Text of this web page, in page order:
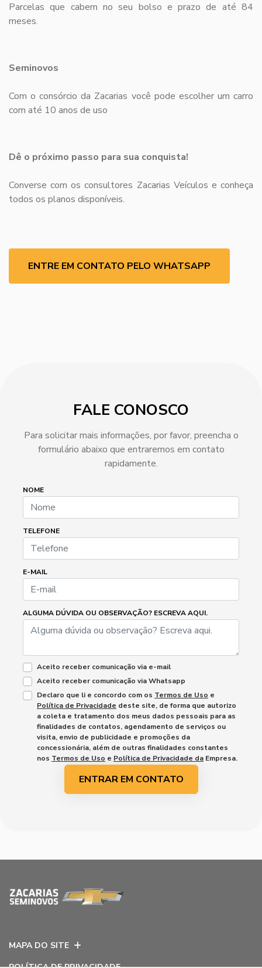
Parcelas que cabem no seu bolso e prazo de até 84
meses.
Seminovos
Com o consórcio da Zacarias você pode escolher um carro
com até 10 anos de uso
Dê o próximo passo para sua conquista!
Converse com os consultores Zacarias Veículos e conheça
todos os planos disponíveis.
ENTRE EM CONTATO PELO WHATSAPP
FALE CONOSCO
Para solicitar mais informações, por favor, preencha o
formulário abaixo que entraremos em contato
rapidamente.
NOME
TELEFONE
E-MAIL
ALGUMA DÚVIDA OU OBSERVAÇÃO? ESCREVA AQUI.
Aceito receber comunicação via e-mail
Aceito receber comunicação via Whatsapp
Declaro que li e concordo com os Termos de Uso e
Política de Privacidade deste site, de forma que autorizo
a coleta e tratamento dos meus dados pessoais para as
finalidades de contatos, agendamento de serviços ou
visita, envio de publicidade e promoções da
concessionária, além de outras finalidades constantes
nos Termos de Uso e Política de Privacidade da Empresa.
ENTRAR EM CONTATO
MAPA DO SITE